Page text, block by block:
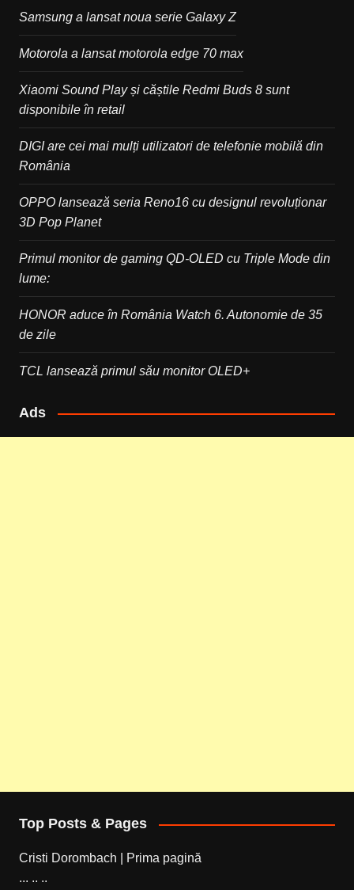
Samsung a lansat noua serie Galaxy Z
Motorola a lansat motorola edge 70 max
Xiaomi Sound Play și căștile Redmi Buds 8 sunt
disponibile în retail
DIGI are cei mai mulți utilizatori de telefonie mobilă din
România
OPPO lansează seria Reno16 cu designul revoluționar
3D Pop Planet
Primul monitor de gaming QD-OLED cu Triple Mode din
lume:
HONOR aduce în România Watch 6. Autonomie de 35
de zile
TCL lansează primul său monitor OLED+
Ads
Top Posts & Pages
Cristi Dorombach | Prima pagină
... .. ..